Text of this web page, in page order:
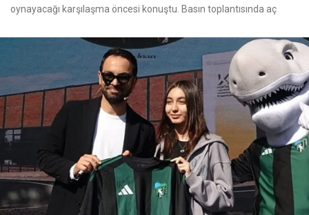
oynayacağı karşılaşma öncesi konuştu. Basın toplantısında aç